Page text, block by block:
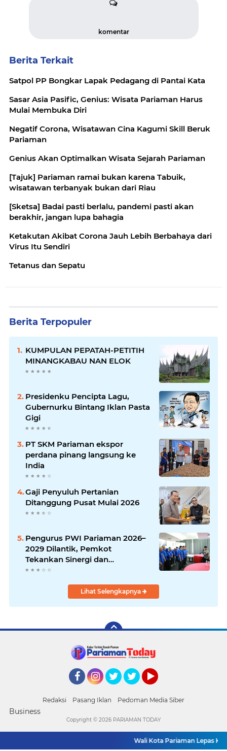
komentar
Berita Terkait
Satpol PP Bongkar Lapak Pedagang di Pantai Kata
Sasar Asia Pasific, Genius: Wisata Pariaman Harus
Mulai Membuka Diri
Negatif Corona, Wisatawan Cina Kagumi Skill Beruk
Pariaman
Genius Akan Optimalkan Wisata Sejarah Pariaman
[Tajuk] Pariaman ramai bukan karena Tabuik,
wisatawan terbanyak bukan dari Riau
[Sketsa] Badai pasti berlalu, pandemi pasti akan
berakhir, jangan lupa bahagia
Ketakutan Akibat Corona Jauh Lebih Berbahaya dari
Virus Itu Sendiri
Tetanus dan Sepatu
Berita Terpopuler
KUMPULAN PEPATAH-PETITIH
MINANGKABAU NAN ELOK
Presidenku Pencipta Lagu,
Gubernurku Bintang Iklan Pasta
Gigi
PT SKM Pariaman ekspor
perdana pinang langsung ke
India
Gaji Penyuluh Pertanian
Ditanggung Pusat Mulai 2026
Pengurus PWI Pariaman 2026–
2029 Dilantik, Pemkot
Tekankan Sinergi dan
Profesionalisme Pers
Lihat Selengkapnya
Redaksi Pasang Iklan Pedoman Media Siber
Business
Wali Kota Pariaman Lepas
Copyright © 2026 PARIAMAN TODAY